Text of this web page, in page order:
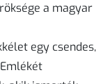
a magyar
egy csendes,